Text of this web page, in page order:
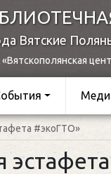
Вятские
#экоГТО»